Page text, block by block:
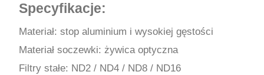
Specyfikacje:
Materiał: stop aluminium i wysokiej gęstości
Materiał soczewki: żywica optyczna
Filtry stałe: ND2 / ND4 / ND8 / ND16